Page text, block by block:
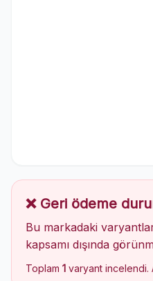
❌ Geri ödeme
Bu markadaki
kapsamı dışında
Toplam 1 varyant incelendi.